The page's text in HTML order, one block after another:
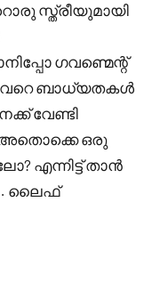
സ്ത്രീയുമായി
ഗവണ്മെന്റ്
ബാധ്യതകൾ
വേണ്ടി
അതൊക്കെ ഒരു
എന്നിട്ട് താൻ
ലൈഫ്